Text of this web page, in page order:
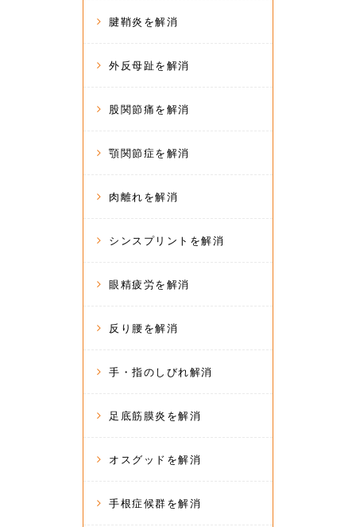
腱鞘炎を解消
外反母趾を解消
股関節痛を解消
顎関節症を解消
肉離れを解消
シンスプリントを解消
眼精疲労を解消
反り腰を解消
手・指のしびれ解消
足底筋膜炎を解消
オスグッドを解消
手根症候群を解消